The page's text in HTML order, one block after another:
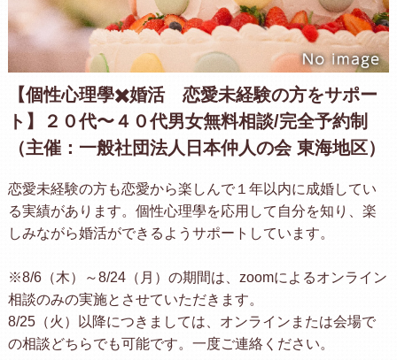
【個性心理學✖️婚活 恋愛未経験の方をサポー
ト】２０代〜４０代男女無料相談/完全予約制
（主催：一般社団法人日本仲人の会 東海地区）
恋愛未経験の方も恋愛から楽しんで１年以内に成婚してい
る実績があります。個性心理學を応用して自分を知り、楽
しみながら婚活ができるようサポートしています。
※8/6（木）～8/24（月）の期間は、zoomによるオンライン
相談のみの実施とさせていただきます。
8/25（火）以降につきましては、オンラインまたは会場で
の相談どちらでも可能です。一度ご連絡ください。